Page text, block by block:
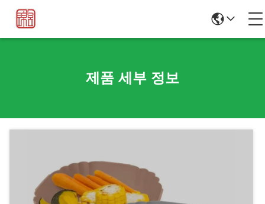
제품 세부 정보